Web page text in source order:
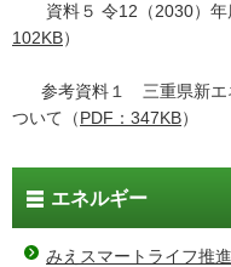
資料５ 令12（2030）年
102KB）
参考資料１ 三重県新エ
ついて（PDF：347KB）
エネルギー
みえスマートライフ推